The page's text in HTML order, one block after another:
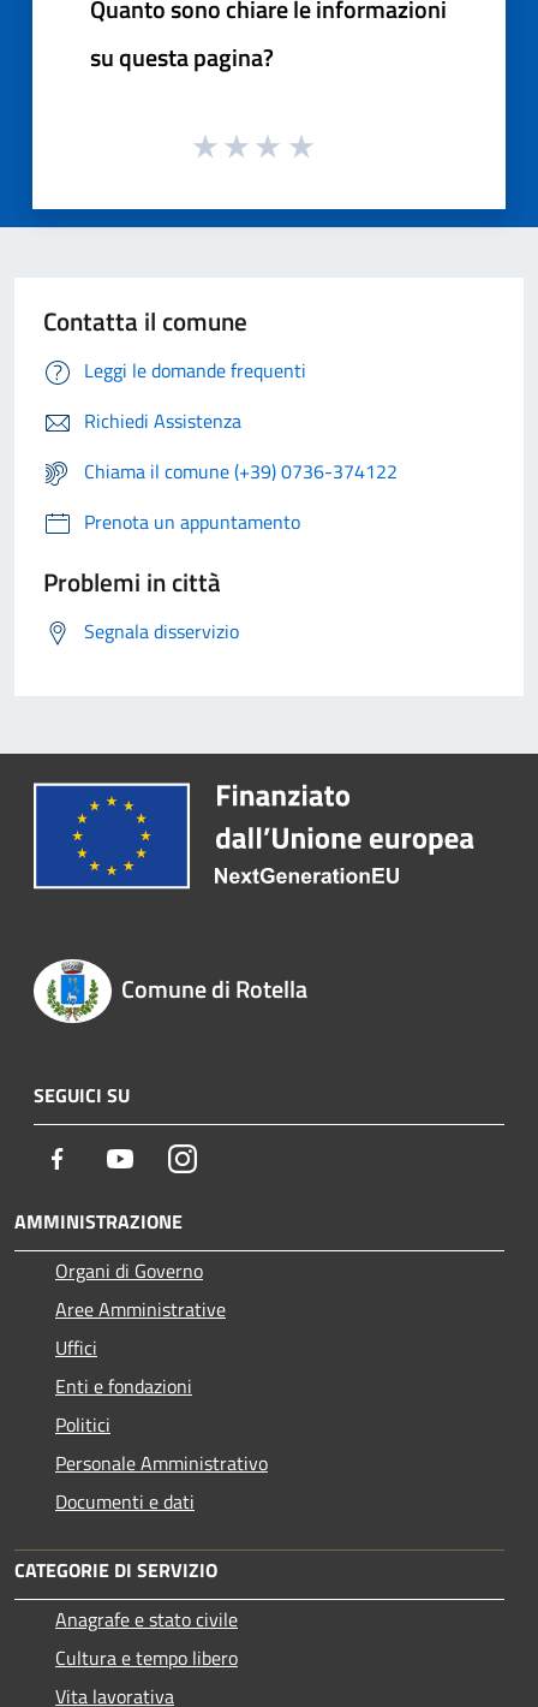
Quanto sono chiare le informazioni
su questa pagina?
Contatta il comune
Leggi le domande frequenti
Richiedi Assistenza
Chiama il comune (+39) 0736-374122
Prenota un appuntamento
Problemi in città
Segnala disservizio
Comune di Rotella
SEGUICI SU
Facebook YoutubeInstagram
AMMINISTRAZIONE
Organi di Governo
Aree Amministrative
Uffici
Enti e fondazioni
Politici
Personale Amministrativo
Documenti e dati
CATEGORIE DI SERVIZIO
Anagrafe e stato civile
Cultura e tempo libero
Vita lavorativa